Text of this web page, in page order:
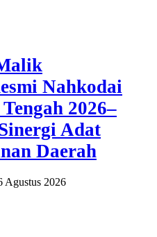
Nahkodai
2026–
Adat
Daerah
Agustus 2026